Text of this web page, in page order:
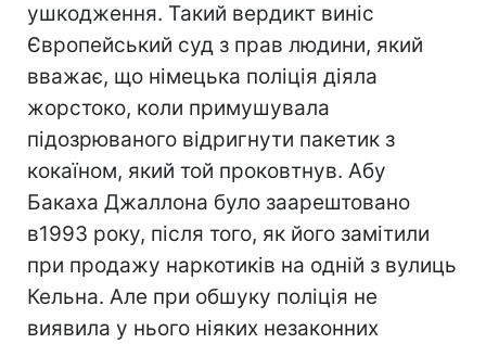
ушкодження. Такий вердикт виніс
Європейський суд з прав людини, який
вважає, що німецька поліція діяла
жорстоко, коли примушувала
підозрюваного відригнути пакетик з
кокаїном, який той проковтнув. Абу
Бакаха Джаллона було заарештовано
в1993 року, після того, як його замітили
при продажу наркотиків на одній з вулиць
Кельна. Але при обшуку поліція не
виявила у нього ніяких незаконних